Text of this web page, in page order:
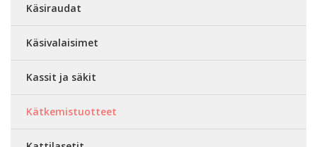
Käsiraudat
Käsivalaisimet
Kassit ja säkit
Kätkemistuotteet